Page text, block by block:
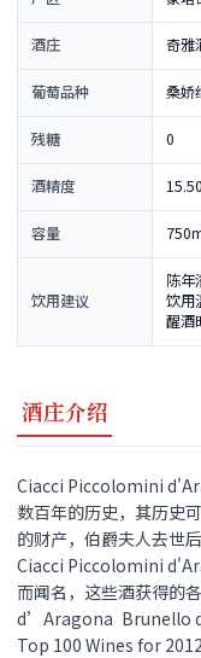
酒庄 奇雅
葡萄品种 桑娇
残糖 0
酒精度 15.50
容量
饮用建议
陈年
饮用
醒酒
酒庄介绍
Ciacci Piccolomini
数百年的历史，其历史
的财产，伯爵夫人去世
Ciacci Piccolomini
而闻名，这些酒获得的
d’Aragona Brunello
Top 100 Wines for 2012